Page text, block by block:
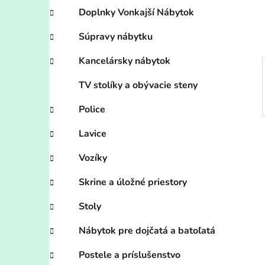
l
Doplnky Vonkajší Nábytok
Súpravy nábytku
Kancelársky nábytok
TV stolíky a obývacie steny
Police
Lavice
Vozíky
Skrine a úložné priestory
Stoly
Nábytok pre dojčatá a batoľatá
Postele a príslušenstvo